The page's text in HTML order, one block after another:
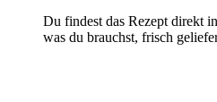
Du findest das Rezept direkt
was du brauchst, frisch